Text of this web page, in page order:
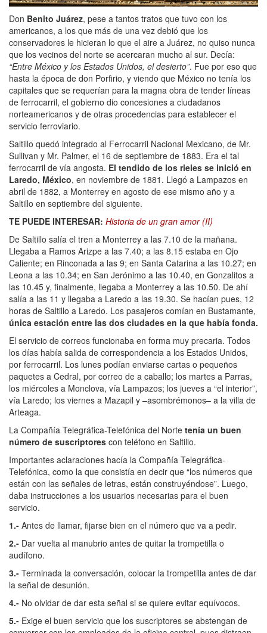
Don Benito Juárez, pese a tantos tratos que tuvo con los
americanos, a los que más de una vez debió que los
conservadores le hicieran lo que el aire a Juárez, no quiso nunca
que los vecinos del norte se acercaran mucho al sur. Decía:
“Entre México y los Estados Unidos, el desierto”. Fue por eso que
hasta la época de don Porfirio, y viendo que México no tenía los
capitales que se requerían para la magna obra de tender líneas
de ferrocarril, el gobierno dio concesiones a ciudadanos
norteamericanos y de otras procedencias para establecer el
servicio ferroviario.
Saltillo quedó integrado al Ferrocarril Nacional Mexicano, de Mr.
Sullivan y Mr. Palmer, el 16 de septiembre de 1883. Era el tal
ferrocarril de vía angosta. El tendido de los rieles se inició en
Laredo, México, en noviembre de 1881. Llegó a Lampazos en
abril de 1882, a Monterrey en agosto de ese mismo año y a
Saltillo en septiembre del siguiente.
TE PUEDE INTERESAR: Historia de un gran amor (II)
De Saltillo salía el tren a Monterrey a las 7.10 de la mañana.
Llegaba a Ramos Arizpe a las 7.40; a las 8.15 estaba en Ojo
Caliente; en Rinconada a las 9; en Santa Catarina a las 10.27; en
Leona a las 10.34; en San Jerónimo a las 10.40, en Gonzalitos a
las 10.45 y, finalmente, llegaba a Monterrey a las 10.50. De ahí
salía a las 11 y llegaba a Laredo a las 19.30. Se hacían pues, 12
horas de Saltillo a Laredo. Los pasajeros comían en Bustamante,
única estación entre las dos ciudades en la que había fonda.
El servicio de correos funcionaba en forma muy precaria. Todos
los días había salida de correspondencia a los Estados Unidos,
por ferrocarril. Los lunes podían enviarse cartas o pequeños
paquetes a Cedral, por correo de a caballo; los martes a Parras,
los miércoles a Monclova, vía Lampazos; los jueves a “el interior”,
vía Laredo; los viernes a Mazapil y –asombrémonos– a la villa de
Arteaga.
La Compañía Telegráfica-Telefónica del Norte tenía un buen
número de suscriptores con teléfono en Saltillo.
Importantes aclaraciones hacía la Compañía Telegráfica-
Telefónica, como la que consistía en decir que “los números que
están con las señales de letras, están construyéndose”. Luego,
daba instrucciones a los usuarios necesarias para el buen
servicio.
1.- Antes de llamar, fijarse bien en el número que va a pedir.
2.- Dar vuelta al manubrio antes de quitar la trompetilla o
audífono.
3.- Terminada la conversación, colocar la trompetilla antes de dar
la señal de desunión.
4.- No olvidar de dar esta señal si se quiere evitar equívocos.
5.- Exige el buen servicio que los suscriptores se abstengan de